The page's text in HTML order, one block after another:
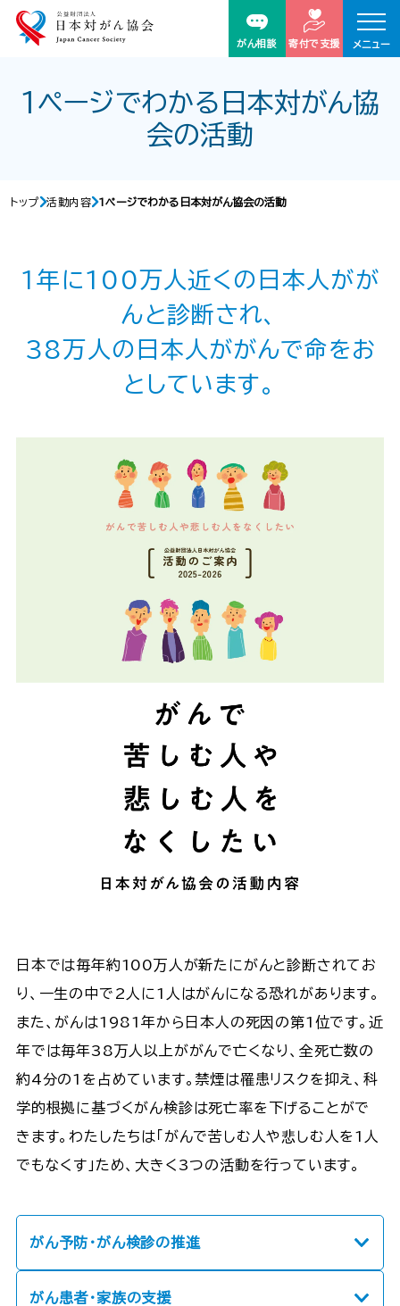
がん相談 寄付で支援 メニュー
1ページでわかる日本対がん協
会の活動
トップ 活動内容 1ページでわかる日本対がん協会の活動
1年に100万人近くの日本人がが
んと診断され、
38万人の日本人ががんで命をお
としています。
日本では毎年約100万人が新たにがんと診断されてお
り、一生の中で2人に1人はがんになる恐れがあります。
また、がんは1981年から日本人の死因の第1位です。近
年では毎年38万人以上ががんで亡くなり、全死亡数の
約4分の1を占めています。禁煙は罹患リスクを抑え、科
学的根拠に基づくがん検診は死亡率を下げることがで
きます。わたしたちは「がんで苦しむ人や悲しむ人を1人
でもなくす」ため、大きく3つの活動を行っています。
がん予防・がん検診の推進
がん患者・家族の支援